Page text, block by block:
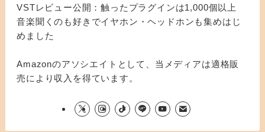
VSTレビュー公開：触ったプラグインは1,000個以上
音楽聞くのも好きでイヤホン・ヘッドホンも集めはじ
めました
Amazonのアソシエイトとして、当メディアは適格販
売により収入を得ています。